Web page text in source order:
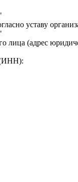
уставу
лица (адрес
(ИНН):